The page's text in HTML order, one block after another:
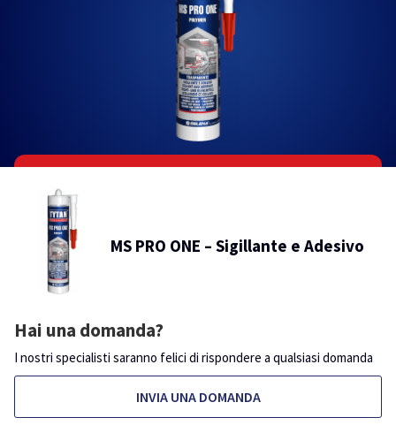
MS PRO ONE – Sigillante e Adesivo
Hai una domanda?
I nostri specialisti saranno felici di rispondere a qualsiasi domanda
INVIA UNA DOMANDA